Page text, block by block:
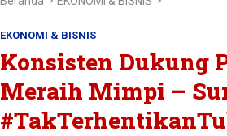
EKONOMI & BISNIS
Konsisten Dukung
Meraih Mimpi –